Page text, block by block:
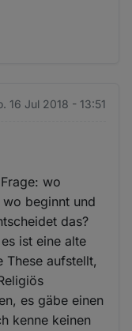
16 Jul 2018 - 13:51
wo
beginnt und
das?
ist eine alte
These aufstellt,
es gäbe einen
kenne keinen